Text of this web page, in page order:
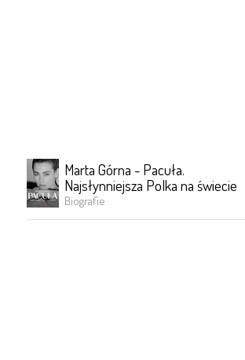
Marta Górna - Pacuła.
Najsłynniejsza Polka na świecie
Biografie